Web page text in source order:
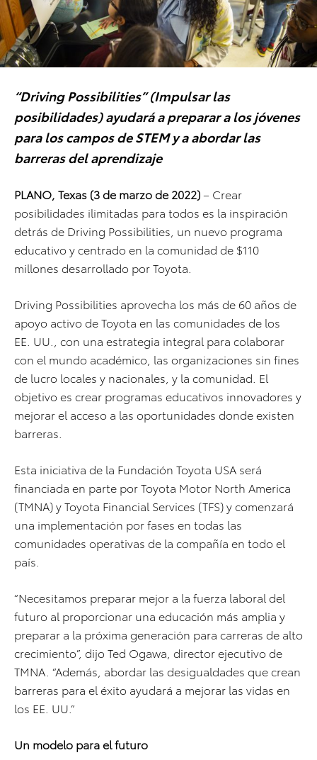
“Driving Possibilities” (Impulsar las
posibilidades) ayudará a preparar a los jóvenes
para los campos de STEM y a abordar las
barreras del aprendizaje
PLANO, Texas (3 de marzo de 2022)– Crear
posibilidades ilimitadas para todos es la inspiración
detrás de Driving Possibilities, un nuevo programa
educativo y centrado en la comunidad de $110
millones desarrollado por Toyota.
Driving Possibilities aprovecha los más de 60 años de
apoyo activo de Toyota en las comunidades de los
EE. UU., con una estrategia integral para colaborar
con el mundo académico, las organizaciones sin fines
de lucro locales y nacionales, y la comunidad. El
objetivo es crear programas educativos innovadores y
mejorar el acceso a las oportunidades donde existen
barreras.
Esta iniciativa de la Fundación Toyota USA será
financiada en parte por Toyota Motor North America
(TMNA) y Toyota Financial Services (TFS) y comenzará
una implementación por fases en todas las
comunidades operativas de la compañía en todo el
país.
“Necesitamos preparar mejor a la fuerza laboral del
futuro al proporcionar una educación más amplia y
preparar a la próxima generación para carreras de alto
crecimiento”, dijo Ted Ogawa, director ejecutivo de
TMNA. “Además, abordar las desigualdades que crean
barreras para el éxito ayudará a mejorar las vidas en
los EE. UU.”
Un modelo para el futuro